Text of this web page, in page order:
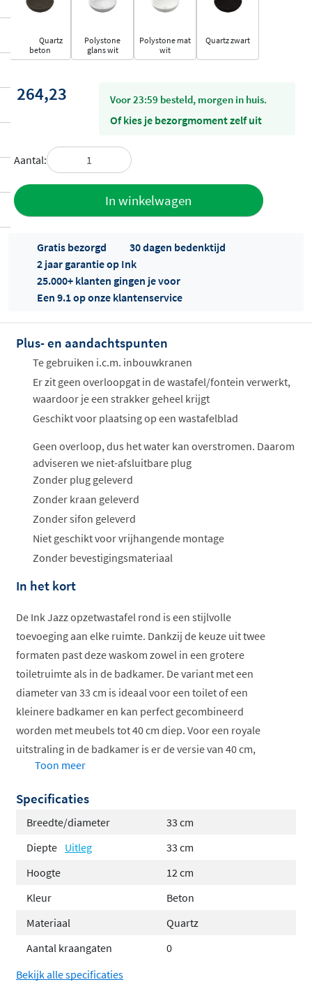
Quartz
beton
Polystone
glans wit
Polystone mat
wit
Quartz zwart
264,23 voor 23:59 besteld, morgen in huis.
Of kies je bezorgmoment zelf uit
Aantal:
In winkelwagen
Offertes
ophalen...
Gratis bezorgd
30 dagen bedenktijd
2 jaar garantie op Ink
25.000+ klanten gingen je voor
Een 9.1 op onze klantenservice
Plus- en aandachtspunten
Te gebruiken i.c.m. inbouwkranen
Er zit geen overloopgat in de wastafel/fontein verwerkt,
waardoor je een strakker geheel krijgt
Geschikt voor plaatsing op een wastafelblad
Geen overloop, dus het water kan overstromen. Daarom
adviseren we niet-afsluitbare plug
Zonder plug geleverd
Zonder kraan geleverd
Zonder sifon geleverd
Niet geschikt voor vrijhangende montage
Zonder bevestigingsmateriaal
In het kort
De Ink Jazz opzetwastafel rond is een stijlvolle
toevoeging aan elke ruimte. Dankzij de keuze uit twee
formaten past deze waskom zowel in een grotere
toiletruimte als in de badkamer. De variant met een
diameter van 33 cm is ideaal voor een toilet of een
kleinere badkamer en kan perfect gecombineerd
worden met meubels tot 40 cm diep. Voor een royale
uitstraling in de badkamer is er de versie van 40 cm,
geschikt voor meubels van 45 tot 50 cm diep.
De Jazz waskom plaats je op een topblad, bijvoorbeeld
van INK, en is te combineren met een wandkraan of een
Zo creëer je eenvoudig een moderne en praktische
opstelling die aansluit bij jouw stijl.
Materiaalkeuze en onderhoud
hoogwaardige materiaalsoorten, elk met hun eigen
voordelen en uitstraling:
Toon meer
Specificaties
Breedte/diameter
33 cm
Diepte Uitleg
33 cm
Hoogte
12 cm
Kleur
Beton
Materiaal
Quartz
Aantal kraangaten
0
Bekijk alle specificaties